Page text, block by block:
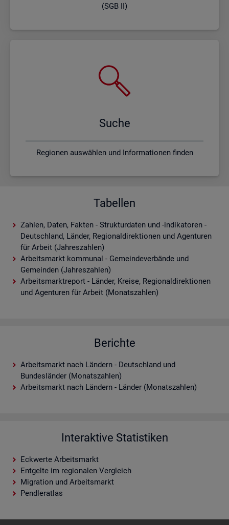
(SGB II)
Suche
Regionen auswählen und Informationen finden
Tabellen
Zahlen, Daten, Fakten - Strukturdaten und -indikatoren -
Deutschland, Länder, Regionaldirektionen und Agenturen
für Arbeit (Jahreszahlen)
Arbeitsmarkt kommunal - Gemeindeverbände und
Gemeinden (Jahreszahlen)
Arbeitsmarktreport - Länder, Kreise, Regionaldirektionen
und Agenturen für Arbeit (Monatszahlen)
Berichte
Arbeitsmarkt nach Ländern - Deutschland und
Bundesländer (Monatszahlen)
Arbeitsmarkt nach Ländern - Länder (Monatszahlen)
Interaktive Statistiken
Eckwerte Arbeitsmarkt
Entgelte im regionalen Vergleich
Migration und Arbeitsmarkt
Pendleratlas